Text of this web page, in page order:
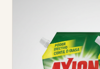
te envuelve en una
Presentación de 1 litro,
familia. 👨‍👩‍👧‍👦 •